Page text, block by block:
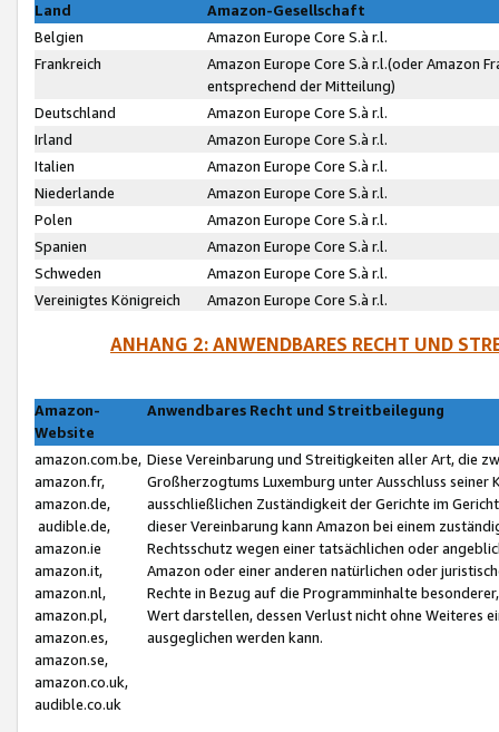
Land
Amazon-Gesellschaft
Belgien
Amazon Europe Core S.à r.l.
Frankreich
Amazon Europe Core S.à r.l.(oder Amazon
entsprechend der Mitteilung)
Deutschland
Amazon Europe Core S.à r.l.
Irland
Amazon Europe Core S.à r.l.
Italien
Amazon Europe Core S.à r.l.
Niederlande
Amazon Europe Core S.à r.l.
Polen
Amazon Europe Core S.à r.l.
Spanien
Amazon Europe Core S.à r.l.
Schweden
Amazon Europe Core S.à r.l.
Vereinigtes Königreich
Amazon Europe Core S.à r.l.
ANHANG 2: ANWENDBARES RECHT UND
Amazon-
Website
Anwendbares Recht und Streitbeilegung
amazon.com.be,
amazon.fr,
amazon.de,
audible.de,
amazon.ie
amazon.it,
amazon.nl,
amazon.pl,
amazon.es,
amazon.se,
amazon.co.uk,
audible.co.uk
Diese Vereinbarung und Streitigkeiten aller Art, die
Großherzogtums Luxemburg unter Ausschluss
ausschließlichen Zuständigkeit der Gerichte im
dieser Vereinbarung kann Amazon bei einem
Rechtsschutz wegen einer tatsächlichen oder
Amazon oder einer anderen natürlichen oder
Rechte in Bezug auf die Programminhalte
Wert darstellen, dessen Verlust nicht ohne Weiteres
ausgeglichen werden kann.